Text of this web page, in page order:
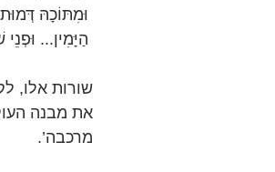
שורות אלו,
את מבנה
מרכבה’.